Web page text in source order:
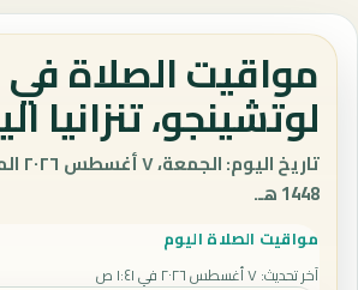
مواقيت الصلاة في
لوتشينجو، تنزانيا
1448 هـ.
مواقيت الصلاة اليوم
آخر تحديث:٧ أغسطس ٢٠٢٦ في ١:٤١ ص